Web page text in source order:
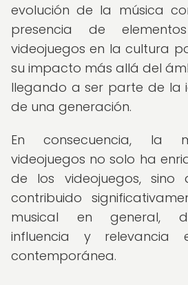
evolución de la música
presencia de
videojuegos en la cultura
su impacto más allá del
llegando a ser parte de la
de una generación.
En consecuencia, la
videojuegos no solo ha
de los videojuegos, sino
contribuido
musical en general,
influencia y relevancia
contemporánea.